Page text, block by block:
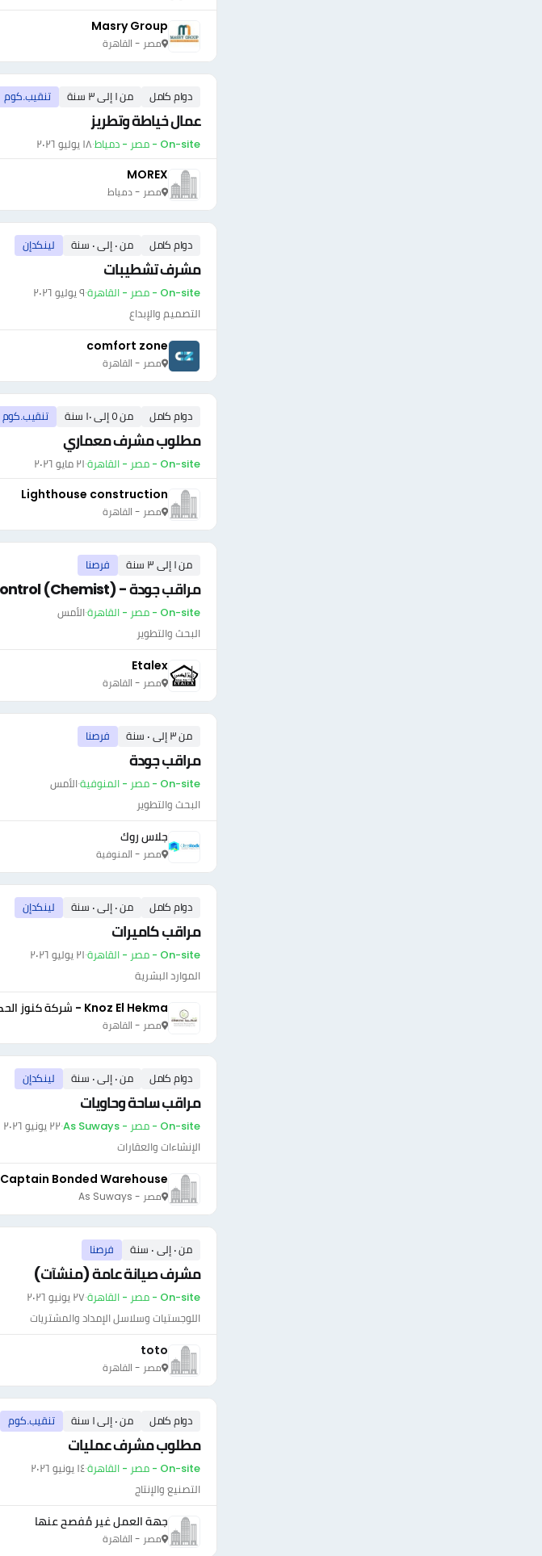
Masry Group
مصر - القاهرة
دوام كامل من ١ إلى ٣ سنة تنقيب.كوم
عمال خياطة وتطريز
On-site - مصر - دمياط ·١٨ يوليو ٢٠٢٦
MOREX
مصر - دمياط
دوام كامل من ٠ إلى ٠ سنة لينكدإن
مشرف تشطيبات
On-site - مصر - القاهرة ·٩ يوليو ٢٠٢٦
التصميم والإبداع
comfort zone
مصر - القاهرة
دوام كامل من ٥ إلى ١٠ سنة تنقيب.كوم
مطلوب مشرف معماري
On-site - مصر - القاهرة ·٢١ مايو ٢٠٢٦
Lighthouse construction
مصر - القاهرة
من ١ إلى ٣ سنة فرصنا
مراقب جودة - Quality Control (Chemist)
On-site - مصر - القاهرة ·الأمس
البحث والتطوير
Etalex
مصر - القاهرة
من ٣ إلى ٠ سنة فرصنا
مراقب جودة
On-site - مصر - المنوفية ·الأمس
البحث والتطوير
جلاس روك
مصر - المنوفية
دوام كامل من ٠ إلى ٠ سنة لينكدإن
مراقب كاميرات
On-site - مصر - القاهرة ·٢١ يوليو ٢٠٢٦
الموارد البشرية
Knoz El Hekma - شركة كنوز الحكمة
مصر - القاهرة
دوام كامل من ٠ إلى ٠ سنة لينكدإن
مراقب ساحة وحاويات
On-site - مصر - As Suways ·٢٢ يونيو ٢٠٢٦
الإنشاءات والعقارات
Captain Bonded Warehouse
مصر - As Suways
من ٠ إلى ٠ سنة فرصنا
مشرف صيانة عامة (منشآت)
On-site - مصر - القاهرة ·٢٧ يونيو ٢٠٢٦
اللوجستيات وسلاسل الإمداد والمشتريات
toto
مصر - القاهرة
دوام كامل من ٠ إلى ١ سنة تنقيب.كوم
مطلوب مشرف عمليات
On-site - مصر - القاهرة ·١٤ يونيو ٢٠٢٦
التصنيع والإنتاج
جهة العمل غير مُفصح عنها
مصر - القاهرة